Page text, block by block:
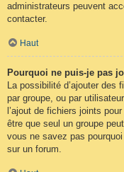
administrateurs peuvent
contacter.
Haut
Pourquoi ne puis-je pas
La possibilité d’ajouter des
par groupe, ou par
l’ajout de fichiers joints
être que seul un groupe
vous ne savez pas
sur un forum.